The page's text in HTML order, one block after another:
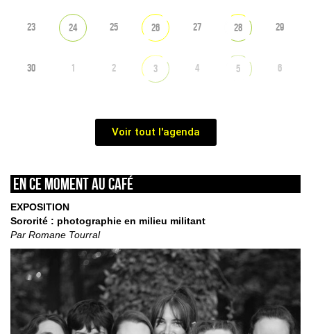
23 24 25 26 27 28 29
30 1 2 3 4 5 6
Voir tout l'agenda
En ce moment au café
EXPOSITION
Sororité : photographie en milieu militant
Par Romane Tourral